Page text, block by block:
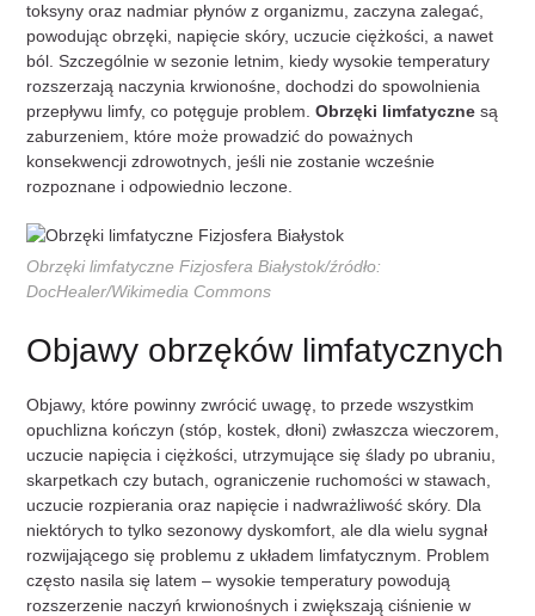
toksyny oraz nadmiar płynów z organizmu, zaczyna zalegać,
powodując obrzęki, napięcie skóry, uczucie ciężkości, a nawet
ból. Szczególnie w sezonie letnim, kiedy wysokie temperatury
rozszerzają naczynia krwionośne, dochodzi do spowolnienia
przepływu limfy, co potęguje problem.Obrzęki limfatyczne są
zaburzeniem, które może prowadzić do poważnych
konsekwencji zdrowotnych, jeśli nie zostanie wcześnie
rozpoznane i odpowiednio leczone.
Obrzęki limfatyczne Fizjosfera Białystok/źródło:
DocHealer/Wikimedia Commons
Objawy obrzęków limfatycznych
Objawy, które powinny zwrócić uwagę, to przede wszystkim
opuchlizna kończyn (stóp, kostek, dłoni) zwłaszcza wieczorem,
uczucie napięcia i ciężkości, utrzymujące się ślady po ubraniu,
skarpetkach czy butach, ograniczenie ruchomości w stawach,
uczucie rozpierania oraz napięcie i nadwrażliwość skóry. Dla
niektórych to tylko sezonowy dyskomfort, ale dla wielu sygnał
rozwijającego się problemu z układem limfatycznym. Problem
często nasila się latem – wysokie temperatury powodują
rozszerzenie naczyń krwionośnych i zwiększają ciśnienie w